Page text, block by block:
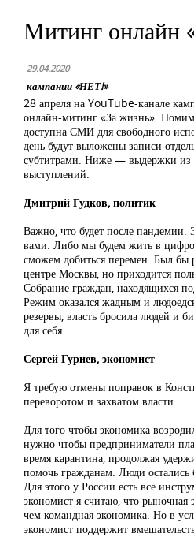
Митинг онлайн
29.04.2020
кампании «НЕТ!»
28 апреля на YouTube-канале
онлайн-митинг «За жизнь».
доступна СМИ для свободного
день будут выложены записи
субтитрами. Ниже — выдержки из
выступлений.
Дмитрий Гудков, политик
Важно, что будет после пандемии.
вами. Либо мы будем жить в
сможем добиться перемен. Был бы
центре Москвы, но приходится
Собрание граждан, находящихся
Режим оказался жадным и
резервы, власть бросила людей и
для себя.
Сергей Гуриев, экономист
Я требую отмены поправок в
переворотом и захватом власти.
Для того чтобы экономика
нужно чтобы предприниматели
время карантина, продолжая
помочь гражданам. Люди остались
Для этого у России есть все
экономист я считаю, что рыночная
чем командная экономика. Но в
экономист поддержит